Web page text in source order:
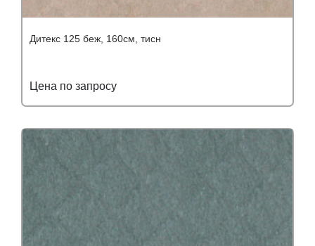
Дитекс 125 беж, 160см, тисн
Цена по запросу